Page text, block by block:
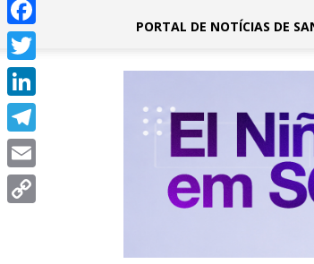
PORTAL DE NOTÍCIAS DE
Facebook
Twitter
LinkedIn
Telegram
Email